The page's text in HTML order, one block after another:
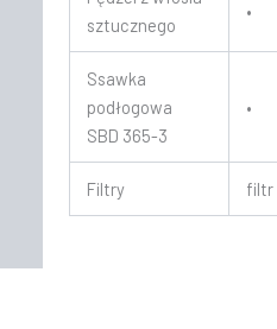
sztucznego
•
Ssawka
podłogowa
SBD 365-3
•
Filtry filtr